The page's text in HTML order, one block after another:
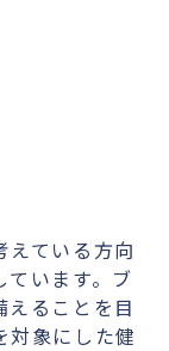
えている方向
います。ブ
ることを目
対象にした健